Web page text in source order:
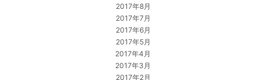
2017年8月
2017年7月
2017年6月
2017年5月
2017年4月
2017年3月
2017年2月